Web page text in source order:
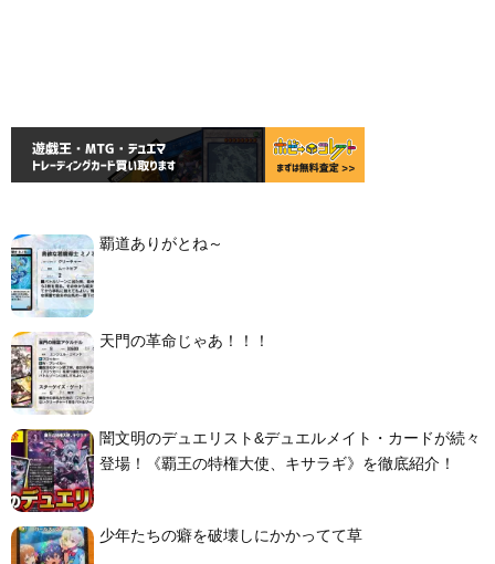
覇道ありがとね～
天門の革命じゃあ！！！
闇文明のデュエリスト&デュエルメイト・カードが続々
登場！《覇王の特権大使、キサラギ》を徹底紹介！
少年たちの癖を破壊しにかかってて草